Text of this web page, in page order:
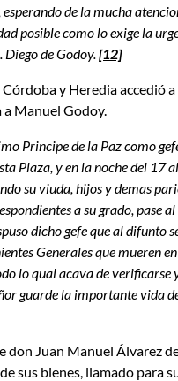
de la mucha
posible como lo exige la
de Godoy.[12]
y Heredia accedió
Manuel Godoy.
Principe de la Paz como
Plaza, y en la noche del 17
su viuda, hijos y demas
a su grado, pase
dicho gefe que al difunto
Generales que mueren
lo qual acava de verificarse
guarde la importante vida
don Juan Manuel Álvarez
sus bienes, llamado para